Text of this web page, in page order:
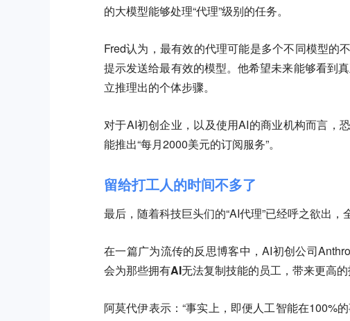
的大模型能够处理“代理”级别的任务。
Fred认为，最有效的代理可能是多个不同模型的
提示发送给最有效的模型。他希望未来能够看到
立推理出的个体步骤。
对于AI初创企业，以及使用AI的商业机构而言，
能推出“每月2000美元的订阅服务”。
留给打工人的时间不多了
最后，随着科技巨头们的“AI代理”已经呼之欲出，
在一篇广为流传的反思博客中，AI初创公司
会为那些拥有AI无法复制技能的员工，带来更高的
阿莫代伊表示：“事实上，即便人工智能在100%